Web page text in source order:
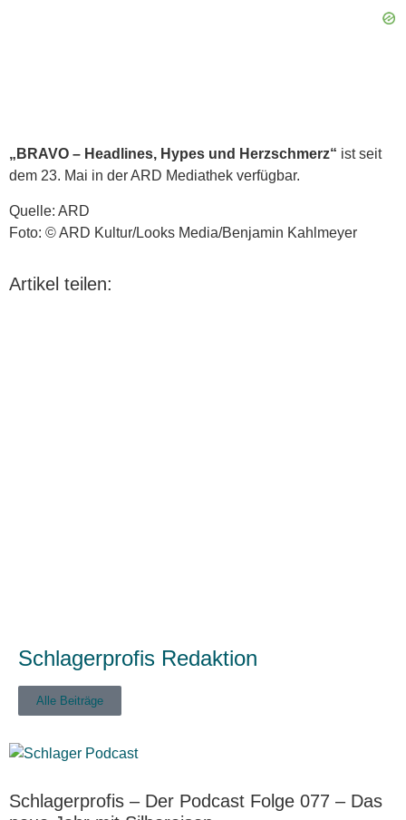
„BRAVO – Headlines, Hypes und Herzschmerz“ ist seit
dem 23. Mai in der ARD Mediathek verfügbar.
Quelle: ARD
Foto: © ARD Kultur/Looks Media/Benjamin Kahlmeyer
Artikel teilen:
Schlagerprofis Redaktion
Alle Beiträge
Schlagerprofis – Der Podcast Folge 077 – Das